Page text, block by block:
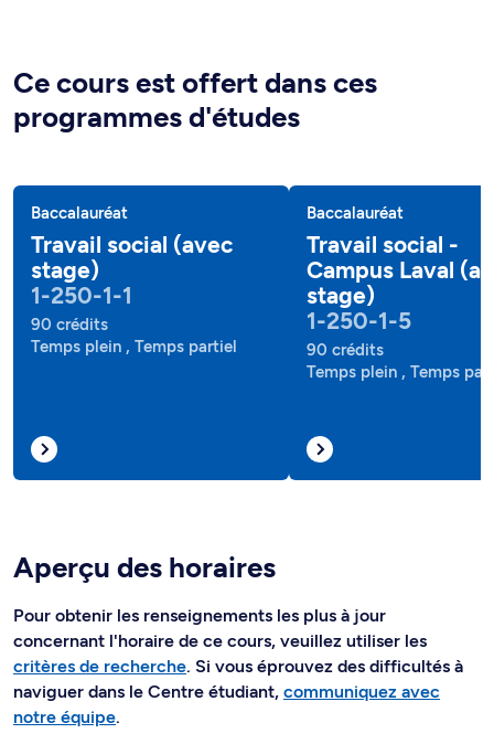
Ce cours est offert dans ces
programmes d'études
Baccalauréat
Travail social (avec
stage)
1-250-1-1
90 crédits
Temps plein , Temps partiel
Baccalauréat
Travail social -
Campus Laval
stage)
1-250-1-5
90 crédits
Temps plein , Temps
Aperçu des horaires
Pour obtenir les renseignements les plus à jour
concernant l'horaire de ce cours, veuillez utiliser les
critères de recherche. Si vous éprouvez des difficultés à
naviguer dans le Centre étudiant, communiquez avec
notre équipe.